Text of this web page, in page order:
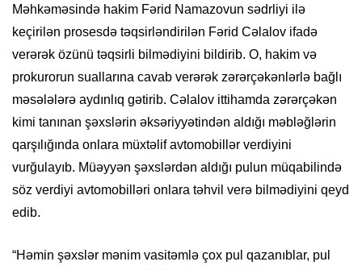
Məhkəməsində hakim Fərid Namazovun sədrliyi ilə
keçirilən prosesdə təqsirləndirilən Fərid Cəlalov ifadə
verərək özünü təqsirli bilmədiyini bildirib. O, hakim və
prokurorun suallarına cavab verərək zərərçəkənlərlə bağlı
məsələlərə aydınlıq gətirib. Cəlalov ittihamda zərərçəkən
kimi tanınan şəxslərin əksəriyyətindən aldığı məbləğlərin
qarşılığında onlara müxtəlif avtomobillər verdiyini
vurğulayıb. Müəyyən şəxslərdən aldığı pulun müqabilində
söz verdiyi avtomobilləri onlara təhvil verə bilmədiyini qeyd
edib.
“Həmin şəxslər mənim vasitəmlə çox pul qazanıblar, pul